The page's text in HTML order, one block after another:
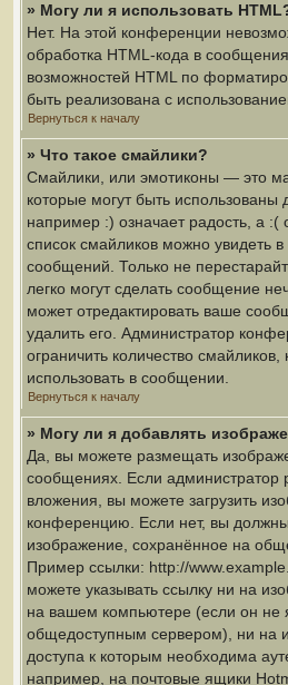
» Могу ли я использовать
Нет. На этой конференции
обработка HTML-кода в
возможностей HTML по
быть реализована с
Вернуться к началу
» Что такое смайлики?
Смайлики, или эмотиконы — это
которые могут быть использованы
например :) означает радость, а :(
список смайликов можно увидеть
сообщений. Только не
легко могут сделать сообщение
может отредактировать ваше
удалить его. Администратор
ограничить количество
использовать в сообщении.
Вернуться к началу
» Могу ли я добавлять
Да, вы можете размещать
сообщениях. Если администратор
вложения, вы можете загрузить
конференцию. Если нет, вы должны
изображение, сохранённое на
Пример ссылки: http://
можете указывать ссылку ни на
на вашем компьютере (если он не
общедоступным сервером), ни на
доступа к которым необходима
например, на почтовые ящики